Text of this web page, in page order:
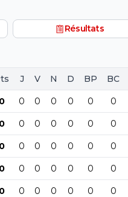
Résultats
J V N D BP BC
0 0 0 0 0 0 0
0 0 0 0 0 0 0
0 0 0 0 0 0 0
0 0 0 0 0 0 0
0 0 0 0 0 0 0